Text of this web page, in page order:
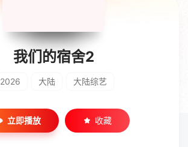
我们的宿舍2
2026 大陆 大陆综艺
立即播放 收藏